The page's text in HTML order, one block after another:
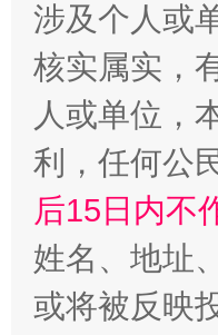
“蜀中异人”王建
涉及个人或
核实属实，
人或单位，
利，任何公
后15日内不
姓名、地址
或将被反映